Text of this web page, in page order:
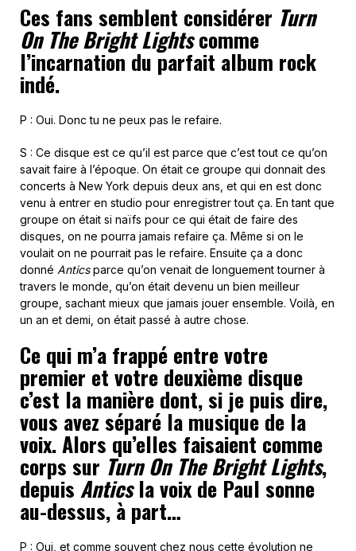
Ces fans semblent considérer Turn
On The Bright Lightscomme
l’incarnation du parfait album rock
indé.
P : Oui. Donc tu ne peux pas le refaire.
S : Ce disque est ce qu’il est parce que c’est tout ce qu’on
savait faire à l’époque. On était ce groupe qui donnait des
concerts à New York depuis deux ans, et qui en est donc
venu à entrer en studio pour enregistrer tout ça. En tant que
groupe on était si naïfs pour ce qui était de faire des
disques, on ne pourra jamais refaire ça. Même si on le
voulait on ne pourrait pas le refaire. Ensuite ça a donc
donné Anticsparce qu’on venait de longuement tourner à
travers le monde, qu’on était devenu un bien meilleur
groupe, sachant mieux que jamais jouer ensemble. Voilà, en
un an et demi, on était passé à autre chose.
Ce qui m’a frappé entre votre
premier et votre deuxième disque
c’est la manière dont, si je puis dire,
vous avez séparé la musique de la
voix. Alors qu’elles faisaient comme
corps sur Turn On The Bright Lights,
depuis Anticsla voix de Paul sonne
au-dessus, à part…
P : Oui, et comme souvent chez nous cette évolution ne